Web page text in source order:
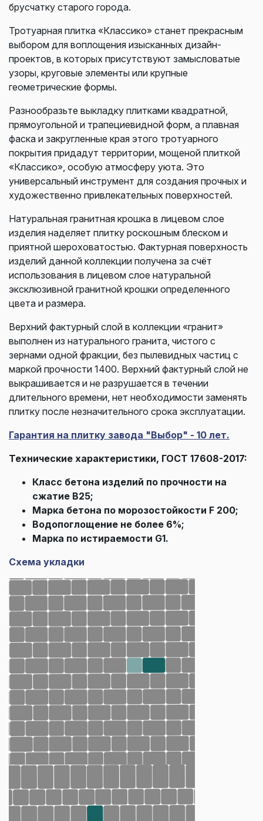
брусчатку старого города.
Тротуарная плитка «Классико» станет прекрасным
выбором для воплощения изысканных дизайн-
проектов, в которых присутствуют замысловатые
узоры, круговые элементы или крупные
геометрические формы.
Разнообразьте выкладку плитками квадратной,
прямоугольной и трапециевидной форм, а плавная
фаска и закругленные края этого тротуарного
покрытия придадут территории, мощеной плиткой
«Классико», особую атмосферу уюта. Это
универсальный инструмент для создания прочных и
художественно привлекательных поверхностей.
Натуральная гранитная крошка в лицевом слое
изделия наделяет плитку роскошным блеском и
приятной шероховатостью. Фактурная поверхность
изделий данной коллекции получена за счёт
использования в лицевом слое натуральной
эксклюзивной гранитной крошки определенного
цвета и размера.
Верхний фактурный слой в коллекции «гранит»
выполнен из натурального гранита, чистого с
зернами одной фракции, без пылевидных частиц с
маркой прочности 1400. Верхний фактурный слой не
выкрашивается и не разрушается в течении
длительного времени, нет необходимости заменять
плитку после незначительного срока эксплуатации.
Гарантия на плитку завода "Выбор" - 10 лет.
Технические характеристики, ГОСТ 17608-2017:
Класс бетона изделий по прочности на
сжатие В25;
Марка бетона по морозостойкости F 200;
Водопоглощение не более 6%;
Марка по истираемости G1.
Схема укладки